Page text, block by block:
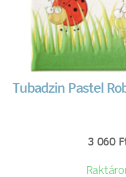
Tubadzin Pastel
3 060